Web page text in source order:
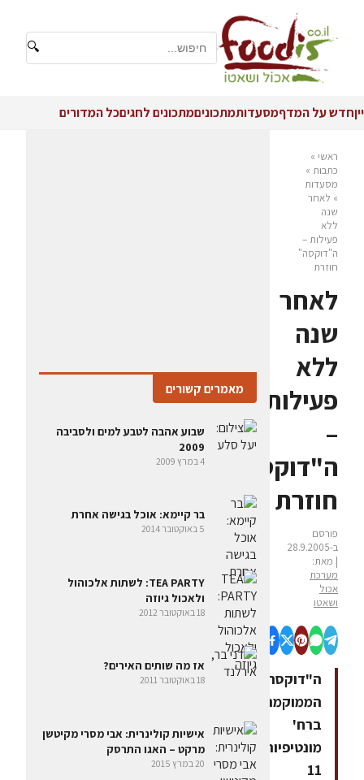
🔍
ייןחדש על המדףמסעדותמתכוניםמתכונים לחגיםכל המדורים
ראשי »
כתבות »
מסעדות
» לאחר
שנה
ללא
פעילות –
ה"דוקסה"
חוזרת
לאחר
שנה
ללא
פעילות
–
ה"דוקסה"
חוזרת
פורסם
ב-28.9.2005
| מאת:
מערכת
אכול
ושאטו
ה"דוקסה",
הממוקמת
ברח'
מונטיפיורי
11
מאמרים קשורים
שבוע אהבה לטבע למים ולסביבה
2009
4 במרץ 2009
בר קיימא: אוכל בגישה אחרת
5 באוקטובר 2014
TEA PARTY: לשתות אלכוהול
ולאכול גיוזה
18 באוקטובר 2012
אז מה שותים האירים?
18 באוקטובר 2011
אישיות קולינרית: אבי מסרי מקיטשן
מרקט – האגו התרסק
20 במרץ 2015